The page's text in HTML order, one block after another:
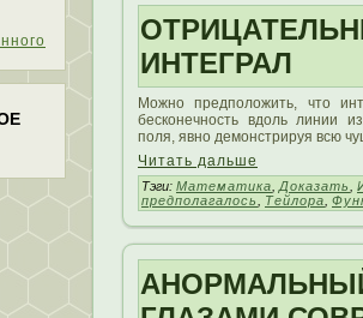
ИНТЕГРАЛ
Можно предположить, что
бесконечность вдоль линии
поля, явно демонстрируя всю
Читать дальше
Тэги: Математика Доказать
предполагалось
Тейлора